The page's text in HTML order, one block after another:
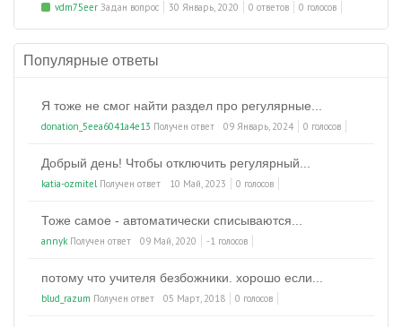
vdm75eer Задан вопрос 30 Январь, 2020 0 ответов 0 голосов
Популярные ответы
Я тоже не смог найти раздел про регулярные...
donation_5eea6041a4e13 Получен ответ 09 Январь, 2024 0 голосов
Добрый день! Чтобы отключить регулярный...
katia-ozmitelПолучен ответ 10 Май, 2023 0 голосов
Тоже самое - автоматически списываются...
annyk Получен ответ 09 Май, 2020 -1 голосов
потому что учителя безбожники. хорошо если...
blud_razum Получен ответ 05 Март, 2018 0 голосов